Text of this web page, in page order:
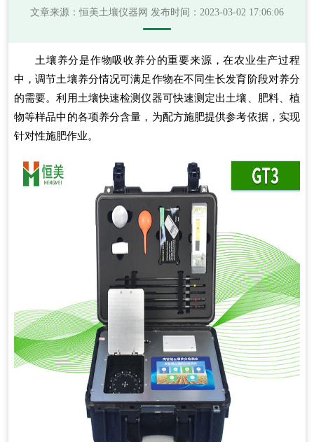
文章来源：恒美土壤仪器网 发布时间：2023-03-02 17:06:06
土壤养分是作物吸收养分的重要来源，在农业生产过程
中，调节土壤养分情况可满足作物在不同生长发育阶段对养分
的需要。利用土壤快速检测仪器可快速测定出土壤、肥料、植
物等样品中的各项养分含量，为配方施肥提供参考依据，实现
针对性施肥作业。